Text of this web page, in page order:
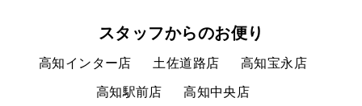
スタッフからのお便り
高知インター店 土佐道路店 高知宝永店
高知駅前店 高知中央店